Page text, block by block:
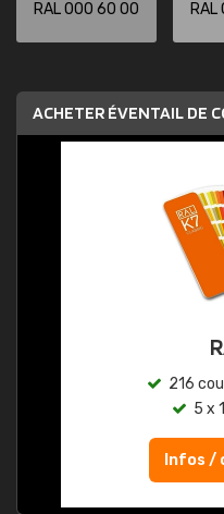
RAL 000 60 00
ACHETER ÉVENTAIL DE
216
5 x
Infos /